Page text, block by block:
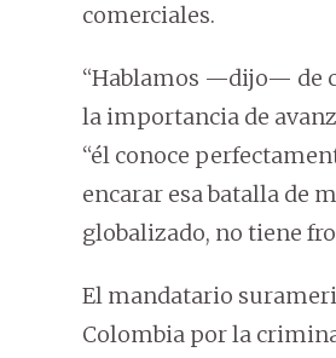
comerciales.
“Hablamos —dijo— de
la importancia de
“él conoce
encarar esa batalla de
globalizado, no tiene
El mandatario
Colombia por la